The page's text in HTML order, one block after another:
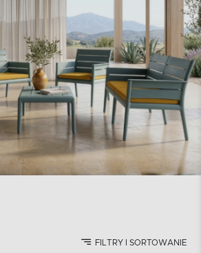
FILTRY I SORTOWANIE